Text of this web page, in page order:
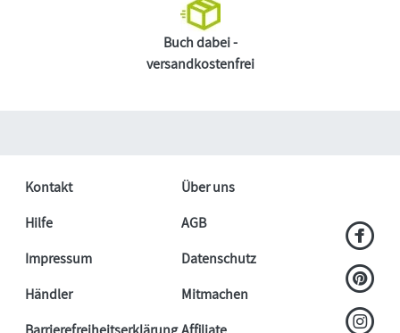
Buch dabei -
versandkostenfrei
Kontakt
Über uns
Hilfe
AGB
Impressum
Datenschutz
Händler
Mitmachen